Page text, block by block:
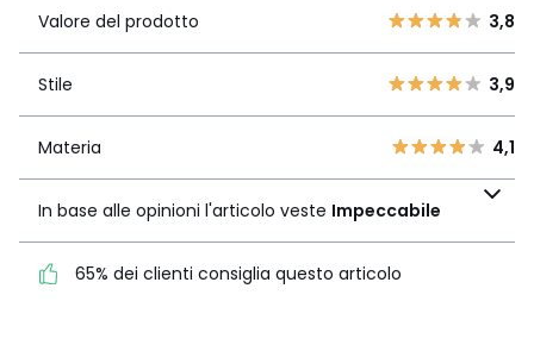
1 2
2
3 1
4
Impeccabile
65% dei clienti consiglia
Valore del prodotto 3,8
Stile 3,9
Materia 4,1
In base alle opinioni l'articolo veste Impeccabile
65% dei clienti consiglia questo articolo